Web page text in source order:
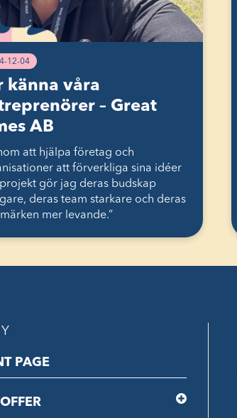
12-04
känna våra
– Great
AB
att hjälpa företag och
att förverkliga sina idéer
gör jag deras budskap
deras team starkare och deras
mer levande.”
PAGE